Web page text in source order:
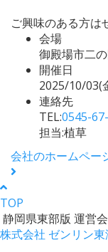
ご興味のある方は
会場
御殿場市二
開催日
2025/10/03(
連絡先
TEL:0545-
担当:植草
会社のホームペー
TOP
静岡県東部版 運営
株式会社 ゼンリン東